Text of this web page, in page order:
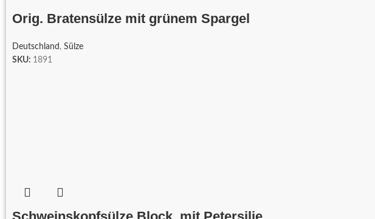
Orig. Bratensülze mit grünem Spargel
Deutschland , Sülze
SKU: 1891